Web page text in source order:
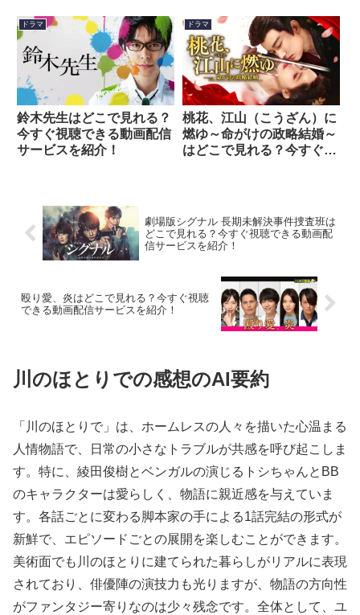
ドラマ
鈴木先生はどこで見れる？
今すぐ視聴できる動画配信
サービスを紹介！
ドラマ
桃花、江山（こうざん）に
燃ゆ～命がけの政略結婚～
はどこで見れる？今すぐ視
劇場版シグナル 長期未解決事件捜査班は
どこで見れる？今すぐ視聴できる動画配
信サービスを紹介！
殴り愛、炎はどこで見れる？今すぐ視聴
できる動画配信サービスを紹介！
川のほとりでの感想のAI要約
「川のほとりで」は、ホームレスの人々を描いた心温まる
人情物語で、日常の小さなトラブルが共感を呼び起こしま
す。特に、綾田俊樹とベンガルの演じるトシちゃんとBB
のキャラクターは愛らしく、物語に親近感を与えていま
す。各話ごとに変わる脚本家の手による1話完結の形式が
新鮮で、エピソードごとの展開を楽しむことができます。
美術面でも川のほとりに建てられた暮らしがリアルに表現
されており、俳優陣の演技力も光りますが、物語の方向性
がファンタジー寄りなのは少々残念です。全体として、ユ